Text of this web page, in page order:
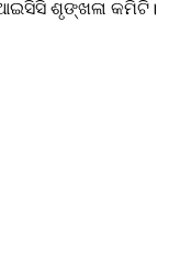
ଶୃଙ୍ଖଳା କମିଟି।